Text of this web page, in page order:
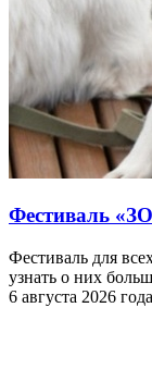
Фестиваль
Фестиваль для
узнать о них
6 августа 2026 года